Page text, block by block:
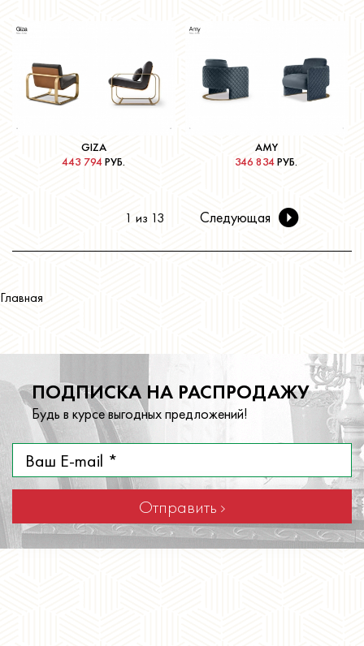
Подробнее Подробнее
GIZA
443 794РУБ.
AMY
346 834РУБ.
1 из 13 Следующая
Главная
ПОДПИСКА НА РАСПРОДАЖУ
Будь в курсе выгодных предложений!
Отправить